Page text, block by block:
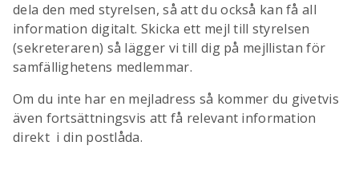
dela den med styrelsen, så att du också kan få all
information digitalt. Skicka ett mejl till styrelsen
(sekreteraren) så lägger vi till dig på mejllistan för
samfällighetens medlemmar.
Om du inte har en mejladress så kommer du givetvis
även fortsättningsvis att få relevant information
direkt i din postlåda.